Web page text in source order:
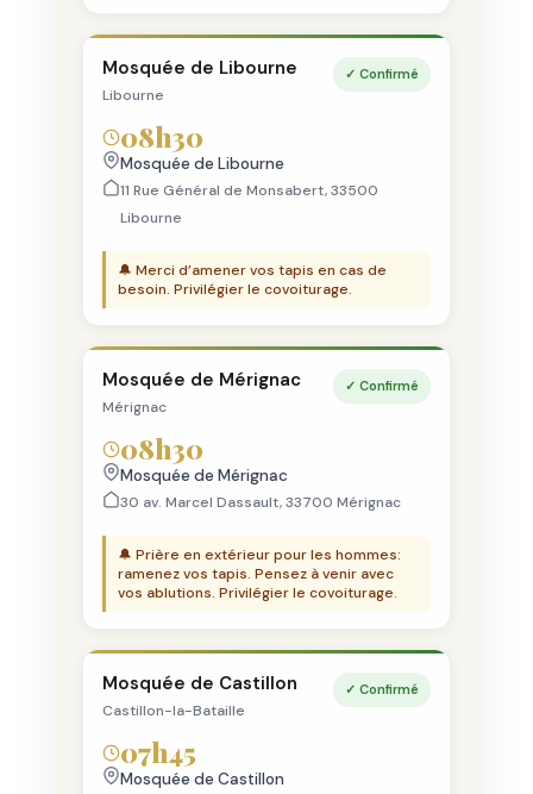
Mosquée de Libourne
Libourne
✓ Confirmé
08h30
Mosquée de Libourne
11 Rue Général de Monsabert, 33500
Libourne
🔔 Merci d’amener vos tapis en cas de
besoin. Privilégier le covoiturage.
Mosquée de Mérignac
Mérignac
✓ Confirmé
08h30
Mosquée de Mérignac
30 av. Marcel Dassault, 33700 Mérignac
🔔 Prière en extérieur pour les hommes:
ramenez vos tapis. Pensez à venir avec
vos ablutions. Privilégier le covoiturage.
Mosquée de Castillon
Castillon-la-Bataille
✓ Confirmé
07h45
Mosquée de Castillon